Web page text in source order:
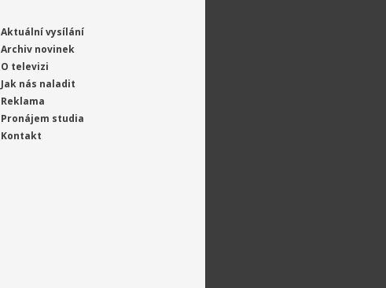
Aktuální vysílání
Archiv novinek
O televizi
Jak nás naladit
Reklama
Pronájem studia
Kontakt